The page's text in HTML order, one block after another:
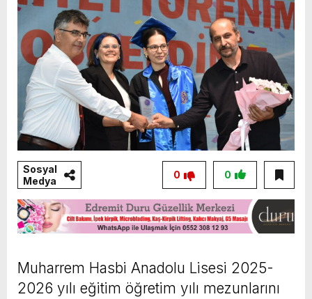
Sosyal
Medya
0
0
Muharrem Hasbi Anadolu Lisesi 2025-
2026 yılı eğitim öğretim yılı mezunlarını